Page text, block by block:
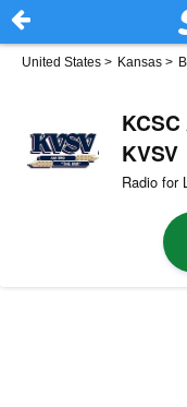
United States > Kansas >
KVSV
Radio for